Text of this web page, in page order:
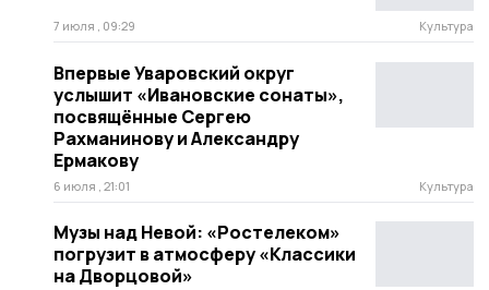
7 июля , 09:29 Культура
Впервые Уваровский округ
услышит «Ивановские сонаты»,
посвящённые Сергею
Рахманинову и Александру
Ермакову
6 июля , 21:01 Культура
Музы над Невой: «Ростелеком»
погрузит в атмосферу «Классики
на Дворцовой»